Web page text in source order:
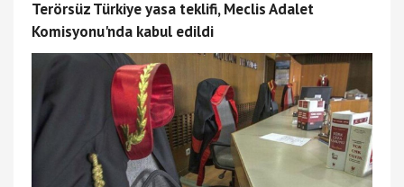
Terörsüz Türkiye yasa teklifi, Meclis Adalet
Komisyonu'nda kabul edildi